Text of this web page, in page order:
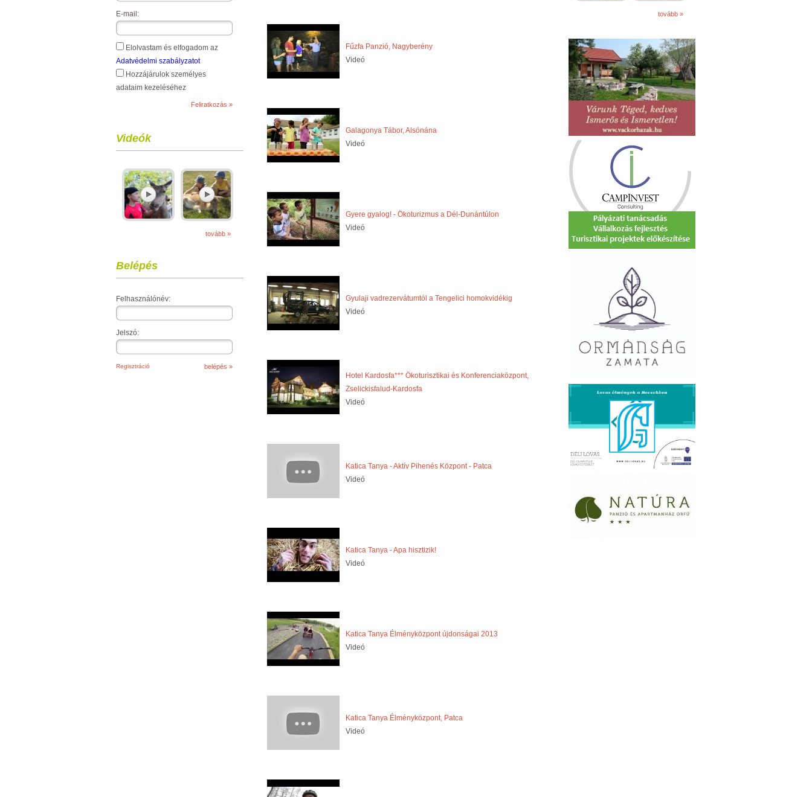
E-mail:
Elolvastam és elfogadom az
Adatvédelmi szabályzatot
Hozzájárulok személyes
adataim kezeléséhez
Videók
tovább »
Belépés
Felhasználónév:
Jelszó:
Regisztráció
Fűzfa Panzió, Nagyberény
Videó
Galagonya Tábor, Alsónána
Videó
Gyere gyalog! - Ökoturizmus a Dél-Dunántúlon
Videó
Gyulaji vadrezervátumtól a Tengelici homokvidékig
Videó
Hotel Kardosfa*** Ökoturisztikai és Konferenciaközpont,
Zselickisfalud-Kardosfa
Videó
Katica Tanya - Aktív Pihenés Központ - Patca
Videó
Katica Tanya - Apa hisztizik!
Videó
Katica Tanya Élményközpont újdonságai 2013
Videó
Katica Tanya Élményközpont, Patca
Videó
tovább »